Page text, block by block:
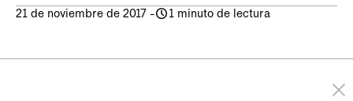
21 de noviembre de 2017 - 1 minuto de lectura